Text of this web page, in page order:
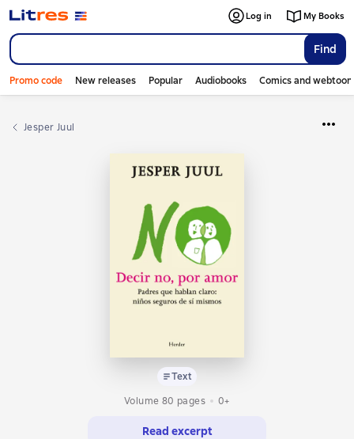
Find
Log in My Books
Promo code New releases Popular Audiobooks Comics and
Jesper Juul
Text
Volume 80 pages
0+
Read excerpt